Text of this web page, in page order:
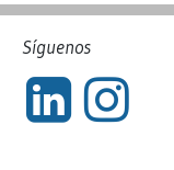
Síguenos